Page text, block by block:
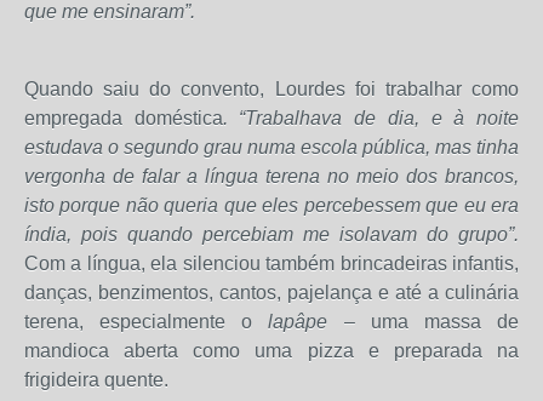
que me ensinaram”.
Quando saiu do convento, Lourdes foi trabalhar como
empregada doméstica. “Trabalhava de dia, e à noite
estudava o segundo grau numa escola pública, mas tinha
vergonha de falar a língua terena no meio dos brancos,
isto porque não queria que eles percebessem que eu era
índia, pois quando percebiam me isolavam do grupo”.
Com a língua, ela silenciou também brincadeiras infantis,
danças, benzimentos, cantos, pajelança e até a culinária
terena, especialmente olapâpe – uma massa de
mandioca aberta como uma pizza e preparada na
frigideira quente.